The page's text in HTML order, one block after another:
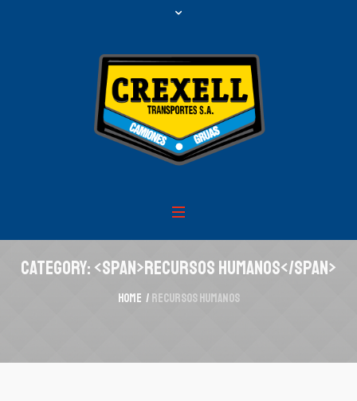
Category: <span>Recursos Humanos</span>
Home / Recursos Humanos